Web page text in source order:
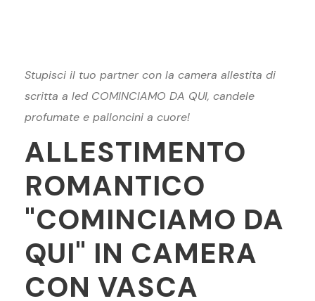
Stupisci il tuo partner con la camera allestita di
scritta a led COMINCIAMO DA QUI, candele
profumate e palloncini a cuore!
ALLESTIMENTO
ROMANTICO
"COMINCIAMO DA
QUI" IN CAMERA
CON VASCA